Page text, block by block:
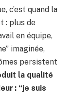
c’est quand la
: plus de
en équipe,
imaginée,
persistent
la qualité
: “je suis